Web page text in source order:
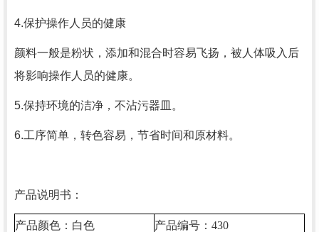
4.保护操作人员的健康
颜料一般是粉状，添加和混合时容易飞扬，被人体吸入后
将影响操作人员的健康。
5.保持环境的洁净，不沾污器皿。
6.工序简单，转色容易，节省时间和原材料。
产品说明书：
产品颜色：白色 产品编号： 430